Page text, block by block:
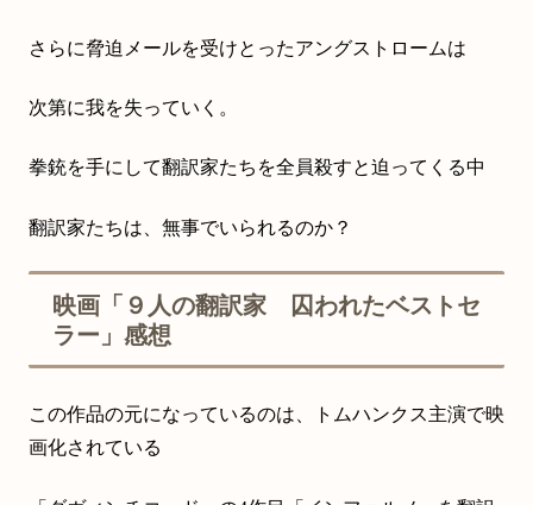
さらに脅迫メールを受けとったアングストロームは
次第に我を失っていく。
拳銃を手にして翻訳家たちを全員殺すと迫ってくる中
翻訳家たちは、無事でいられるのか？
映画「９人の翻訳家 囚われたベストセ
ラー」感想
この作品の元になっているのは、トムハンクス主演で映
画化されている